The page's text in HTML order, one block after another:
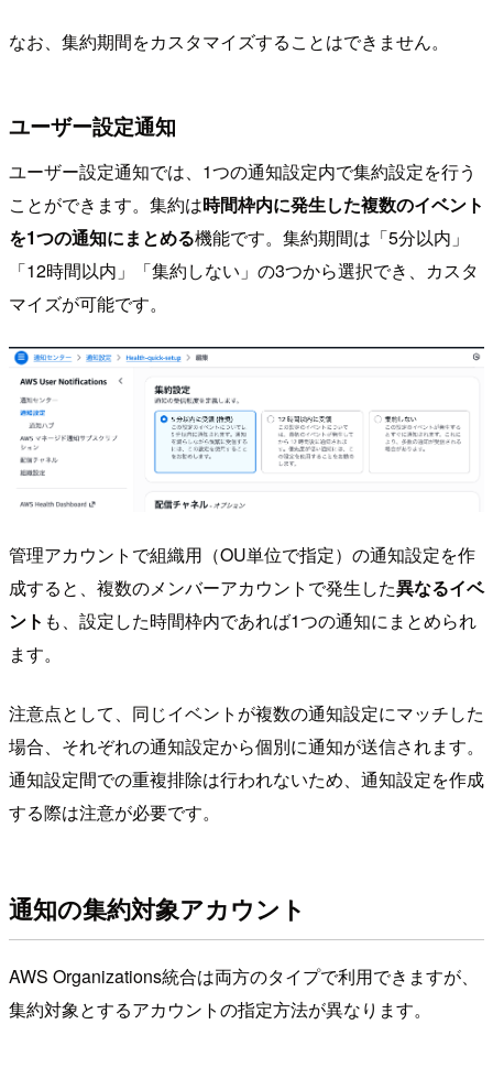
なお、集約期間をカスタマイズすることはできません。
ユーザー設定通知
ユーザー設定通知では、1つの通知設定内で集約設定を行う
ことができます。集約は時間枠内に発生した複数のイベント
を1つの通知にまとめる機能です。集約期間は「5分以内」
「12時間以内」「集約しない」の3つから選択でき、カスタ
マイズが可能です。
管理アカウントで組織用（OU単位で指定）の通知設定を作
成すると、複数のメンバーアカウントで発生した異なるイベ
ント も、設定した時間枠内であれば1つの通知にまとめられ
ます。
注意点として、同じイベントが複数の通知設定にマッチした
場合、それぞれの通知設定から個別に通知が送信されます。
通知設定間での重複排除は行われないため、通知設定を作成
する際は注意が必要です。
通知の集約対象アカウント
AWS Organizations統合は両方のタイプで利用できますが、
集約対象とするアカウントの指定方法が異なります。